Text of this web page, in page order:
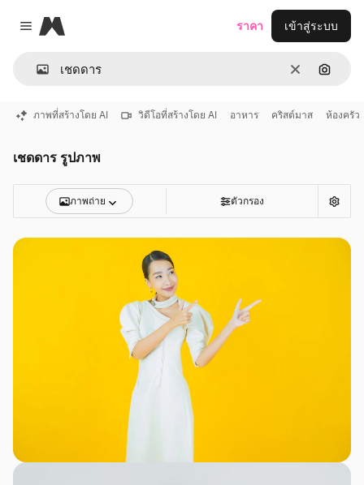
Close menu
Magnific
ชัดเจนค้นหา
ราคา เข้าสู่ระบบ
ภาพที่สร้างโดย AI วิดีโอที่สร้างโดย AI อาหาร คริสต์มาส ห้องครัว
เชดดาร รูปภาพ
ภาพถ่าย ตัวกรอง